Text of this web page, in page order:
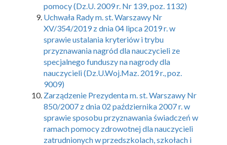
pomocy (Dz.U. 2009 r. Nr 139, poz. 1132)
Uchwała Rady m. st. Warszawy Nr
XV/354/2019 z dnia 04 lipca 2019 r. w
sprawie ustalania kryteriów i trybu
przyznawania nagród dla nauczycieli ze
specjalnego funduszy na nagrody dla
nauczycieli (Dz.U.Woj.Maz. 2019 r., poz.
9009)
Zarządzenie Prezydenta m. st. Warszawy Nr
850/2007 z dnia 02 października 2007 r. w
sprawie sposobu przyznawania świadczeń w
ramach pomocy zdrowotnej dla nauczycieli
zatrudnionych w przedszkolach, szkołach i